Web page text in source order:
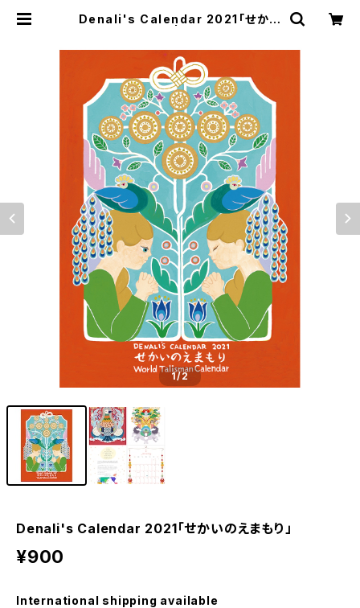
Denali's Calendar 2021「せかい
1/2
Denali's Calendar 2021「せかいのえまもり」
¥900
International shipping available